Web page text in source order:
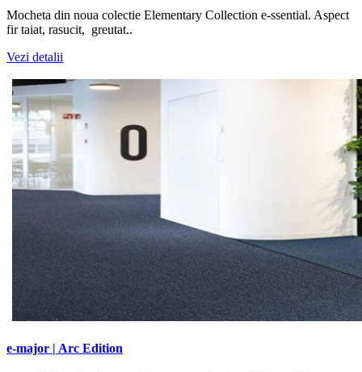
Mocheta din noua colectie Elementary Collection e-ssential. Aspect
fir taiat, rasucit, greutat..
Vezi detalii
e-major | Arc Edition